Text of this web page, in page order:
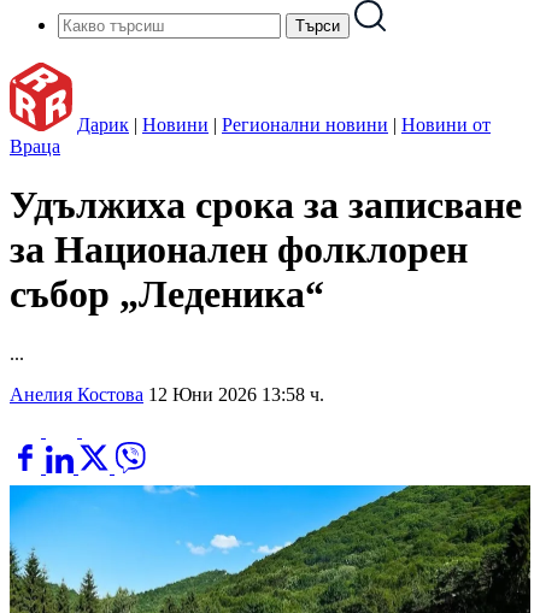
Дарик | Новини | Регионални новини | Новини от
Враца
Удължиха срока за записване
за Национален фолклорен
събор „Леденика“
...
Анелия Костова 12 Юни 2026 13:58 ч.